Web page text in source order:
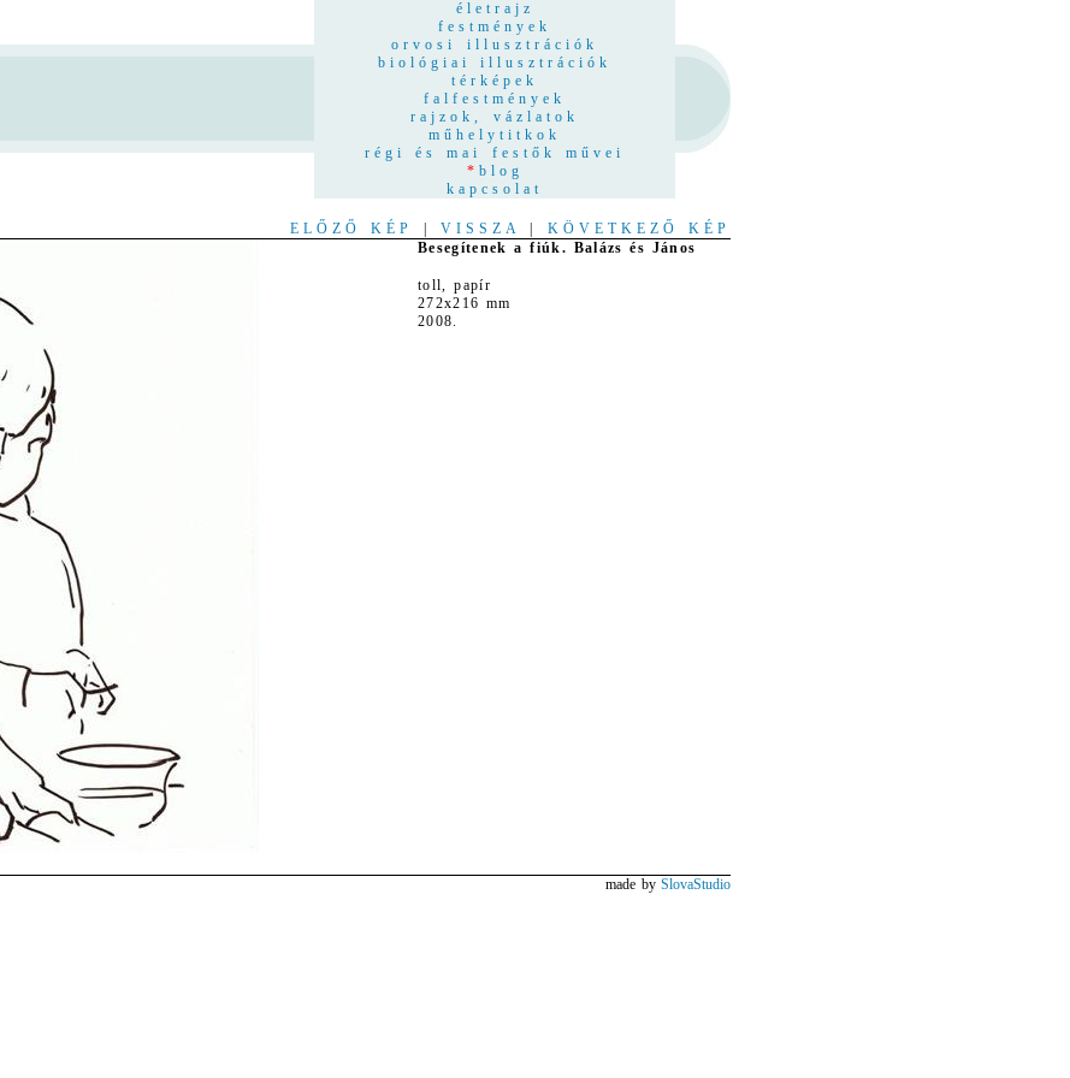
életrajz
festmények
orvosi illusztrációk
biológiai illusztrációk
térképek
falfestmények
rajzok, vázlatok
műhelytitkok
régi és mai festők művei
* blog
kapcsolat
ELŐZŐ KÉP VISSZA
KÖVETKEZŐ KÉP
Besegítenek a fiúk. Balázs és János
toll, papír
272x216 mm
2008.
made by SlovaStudio